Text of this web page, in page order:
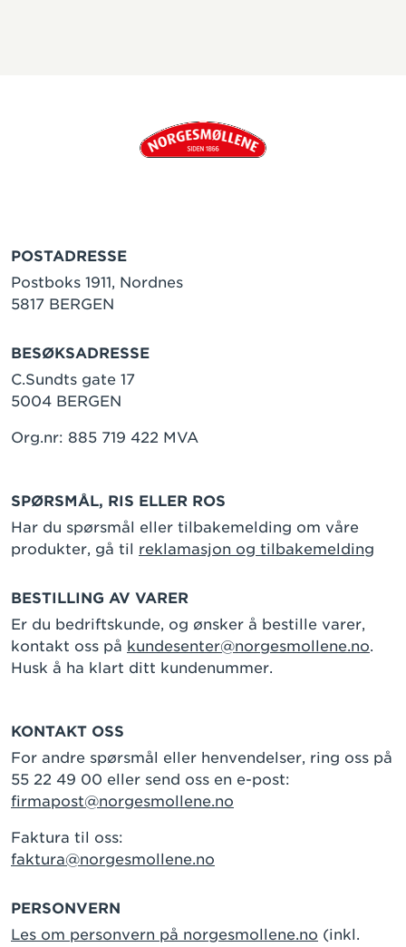
POSTADRESSE
Postboks 1911, Nordnes
5817 BERGEN
BESØKSADRESSE
C.Sundts gate 17
5004 BERGEN
Org.nr: 885 719 422 MVA
SPØRSMÅL, RIS ELLER ROS
Har du spørsmål eller tilbakemelding om våre
produkter, gå til reklamasjon og tilbakemelding
BESTILLING AV VARER
Er du bedriftskunde, og ønsker å bestille varer,
kontakt oss på kundesenter@norgesmollene.no.
Husk å ha klart ditt kundenummer.
KONTAKT OSS
For andre spørsmål eller henvendelser, ring oss på
55 22 49 00 eller send oss en e-post:
firmapost@norgesmollene.no
Faktura til oss:
faktura@norgesmollene.no
PERSONVERN
Les om personvern på norgesmollene.no (inkl.